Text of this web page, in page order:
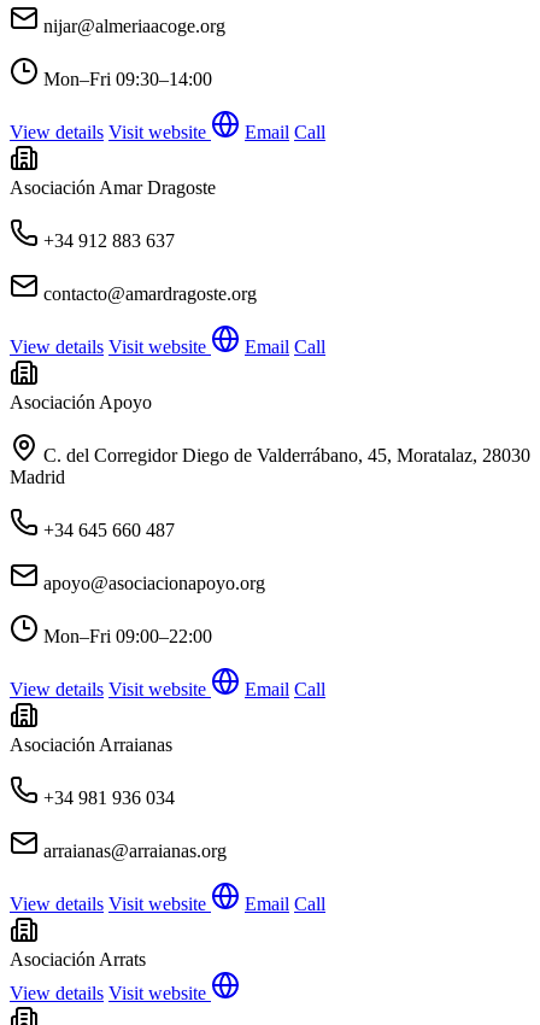
nijar@almeriaacoge.org
Mon–Fri 09:30–14:00
View details Visit website Email Call
Asociación Amar Dragoste
+34 912 883 637
contacto@amardragoste.org
View details Visit website Email Call
Asociación Apoyo
C. del Corregidor Diego de Valderrábano, 45, Moratalaz, 28030
Madrid
+34 645 660 487
apoyo@asociacionapoyo.org
Mon–Fri 09:00–22:00
View details Visit website Email Call
Asociación Arraianas
+34 981 936 034
arraianas@arraianas.org
View details Visit website Email Call
Asociación Arrats
View details Visit website